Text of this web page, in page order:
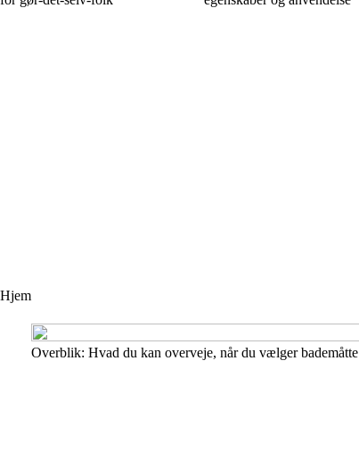
Hjem
Overblik: Hvad du kan overveje, når du vælger bademåtte